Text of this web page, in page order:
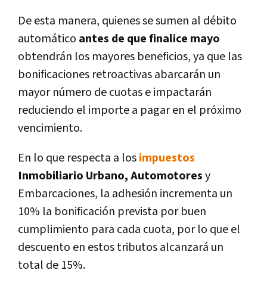
De esta manera, quienes se sumen al débito
automático antes de que finalice mayo
obtendrán los mayores beneficios, ya que las
bonificaciones retroactivas abarcarán un
mayor número de cuotas e impactarán
reduciendo el importe a pagar en el próximo
vencimiento.
En lo que respecta a losimpuestos
Inmobiliario Urbano, Automotoresy
Embarcaciones, la adhesión incrementa un
10% la bonificación prevista por buen
cumplimiento para cada cuota, por lo que el
descuento en estos tributos alcanzará un
total de 15%.